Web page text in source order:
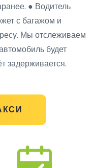
● Водитель
с багажом и
Мы отслеживаем
будет
задерживается.